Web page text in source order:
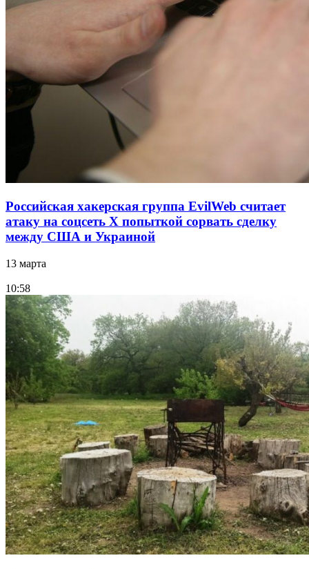
Российская хакерская группа EvilWeb считает
атаку на соцсеть Х попыткой сорвать сделку
между США и Украиной
13 марта
10:58